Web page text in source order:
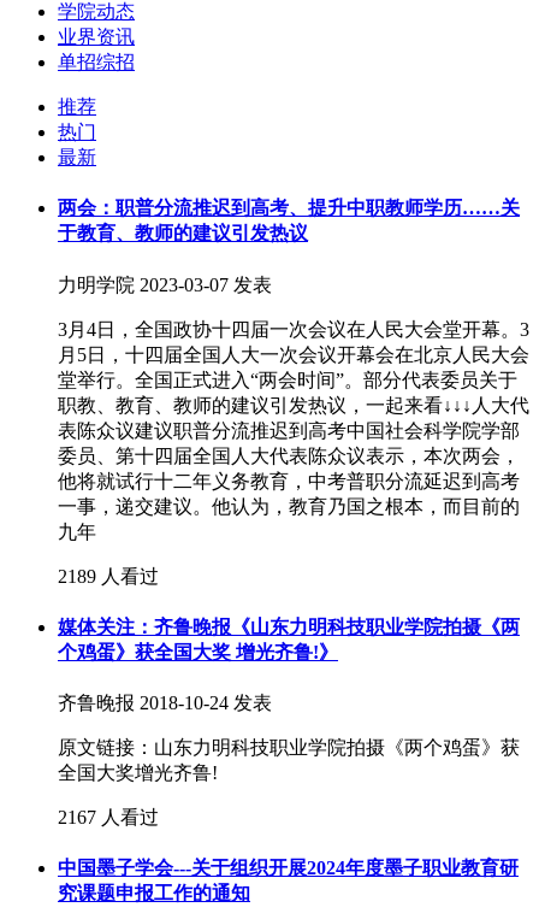
学院动态
业界资讯
单招综招
推荐
热门
最新
两会：职普分流推迟到高考、提升中职教师学历……关
于教育、教师的建议引发热议
力明学院 2023-03-07 发表
3月4日，全国政协十四届一次会议在人民大会堂开幕。3
月5日，十四届全国人大一次会议开幕会在北京人民大会
堂举行。全国正式进入“两会时间”。部分代表委员关于
职教、教育、教师的建议引发热议，一起来看↓↓↓人大代
表陈众议建议职普分流推迟到高考中国社会科学院学部
委员、第十四届全国人大代表陈众议表示，本次两会，
他将就试行十二年义务教育，中考普职分流延迟到高考
一事，递交建议。他认为，教育乃国之根本，而目前的
九年
2189 人看过
媒体关注：齐鲁晚报《山东力明科技职业学院拍摄《两
个鸡蛋》获全国大奖 增光齐鲁!》
齐鲁晚报 2018-10-24 发表
原文链接：山东力明科技职业学院拍摄《两个鸡蛋》获
全国大奖增光齐鲁!
2167 人看过
中国墨子学会---关于组织开展2024年度墨子职业教育研
究课题申报工作的通知